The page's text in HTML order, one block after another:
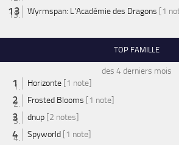
Wyrmspan: L'Académie des Dragons [1
TOP FAMILLE
des 4 derniers mois
Horizonte [1 note]
Frosted Blooms [1 note]
dnup [2 notes]
Spyworld [1 note]